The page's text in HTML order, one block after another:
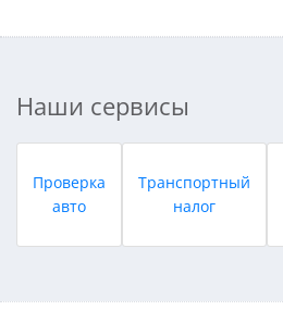
Наши сервисы
Проверка
авто
Транспортный
налог